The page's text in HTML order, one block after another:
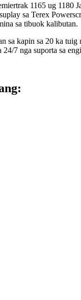
1165 ug 1180
sa Terex
sa tibuok kalibutan.
kapin sa 20 ka
7 nga suporta sa